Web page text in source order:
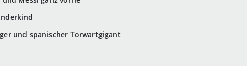
und spanischer Torwartgigant